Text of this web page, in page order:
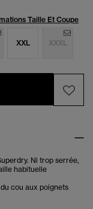
Taille Et Coupe
XXL XXXL
Ni trop serrée,
habituelle
cou aux poignets